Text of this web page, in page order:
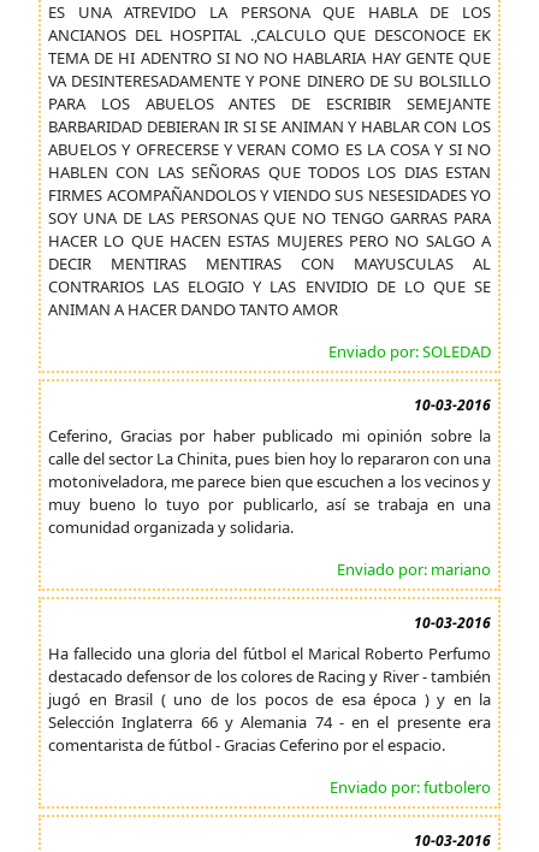
ES UNA ATREVIDO LA PERSONA QUE HABLA DE LOS
ANCIANOS DEL HOSPITAL .,CALCULO QUE DESCONOCE EK
TEMA DE HI ADENTRO SI NO NO HABLARIA HAY GENTE QUE
VA DESINTERESADAMENTE Y PONE DINERO DE SU BOLSILLO
PARA LOS ABUELOS ANTES DE ESCRIBIR SEMEJANTE
BARBARIDAD DEBIERAN IR SI SE ANIMAN Y HABLAR CON LOS
ABUELOS Y OFRECERSE Y VERAN COMO ES LA COSA Y SI NO
HABLEN CON LAS SEÑORAS QUE TODOS LOS DIAS ESTAN
FIRMES ACOMPAÑANDOLOS Y VIENDO SUS NESESIDADES YO
SOY UNA DE LAS PERSONAS QUE NO TENGO GARRAS PARA
HACER LO QUE HACEN ESTAS MUJERES PERO NO SALGO A
DECIR MENTIRAS MENTIRAS CON MAYUSCULAS AL
CONTRARIOS LAS ELOGIO Y LAS ENVIDIO DE LO QUE SE
ANIMAN A HACER DANDO TANTO AMOR
Enviado por: SOLEDAD
10-03-2016
Ceferino, Gracias por haber publicado mi opinión sobre la
calle del sector La Chinita, pues bien hoy lo repararon con una
motoniveladora, me parece bien que escuchen a los vecinos y
muy bueno lo tuyo por publicarlo, así se trabaja en una
comunidad organizada y solidaria.
Enviado por: mariano
10-03-2016
Ha fallecido una gloria del fútbol el Marical Roberto Perfumo
destacado defensor de los colores de Racing y River - también
jugó en Brasil ( uno de los pocos de esa época ) y en la
Selección Inglaterra 66 y Alemania 74 - en el presente era
comentarista de fútbol - Gracias Ceferino por el espacio.
Enviado por: futbolero
10-03-2016